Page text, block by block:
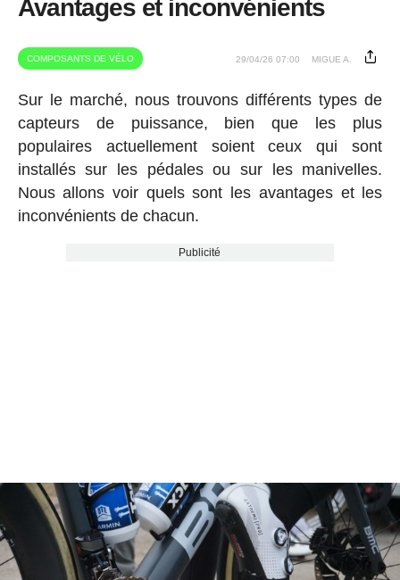
Avantages et inconvénients
COMPOSANTS DE VÉLO 29/04/26 07:00 MIGUE A.
Sur le marché, nous trouvons différents types de
capteurs de puissance, bien que les plus
populaires actuellement soient ceux qui sont
installés sur les pédales ou sur les manivelles.
Nous allons voir quels sont les avantages et les
inconvénients de chacun.
Publicité